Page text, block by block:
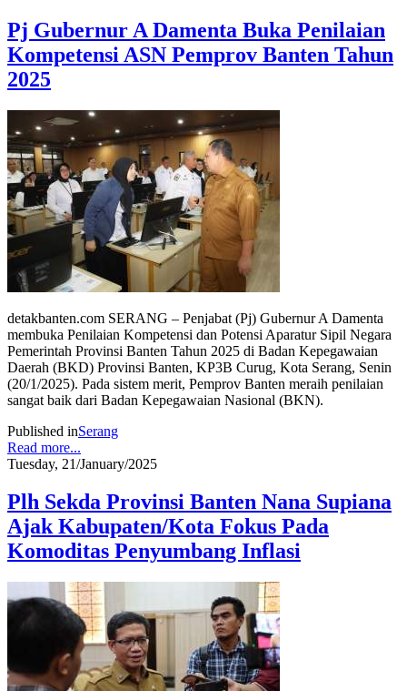
Pj Gubernur A Damenta Buka Penilaian
Kompetensi ASN Pemprov Banten Tahun
2025
detakbanten.com SERANG – Penjabat (Pj) Gubernur A Damenta
membuka Penilaian Kompetensi dan Potensi Aparatur Sipil Negara
Pemerintah Provinsi Banten Tahun 2025 di Badan Kepegawaian
Daerah (BKD) Provinsi Banten, KP3B Curug, Kota Serang, Senin
(20/1/2025). Pada sistem merit, Pemprov Banten meraih penilaian
sangat baik dari Badan Kepegawaian Nasional (BKN).
Published inSerang
Read more...
Tuesday, 21/January/2025
Plh Sekda Provinsi Banten Nana Supiana
Ajak Kabupaten/Kota Fokus Pada
Komoditas Penyumbang Inflasi